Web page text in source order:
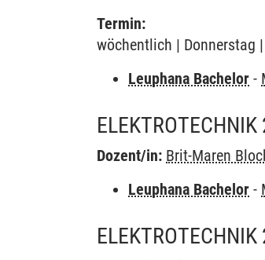
Termin:
wöchentlich | Donnerstag
Leuphana Bachelor -
Dozent/in: Brit-Maren
Leuphana Bachelor -